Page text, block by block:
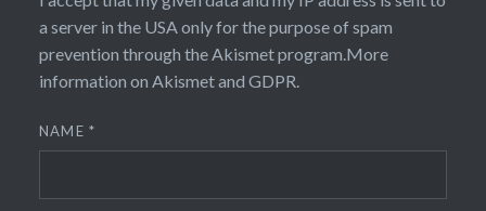
a server in the USA only for the purpose of spam
prevention through theAkismetprogram.More
information on Akismet and GDPR.
NAME*